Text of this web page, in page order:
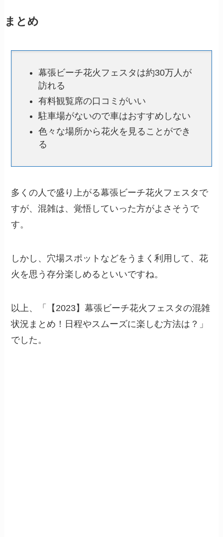
まとめ
幕張ビーチ花火フェスタは約30万人が
訪れる
有料観覧席の口コミがいい
駐車場がないので車はおすすめしない
色々な場所から花火を見ることができ
る
多くの人で盛り上がる幕張ビーチ花火フェスタで
すが、混雑は、覚悟していった方がよさそうで
す。
しかし、穴場スポットなどをうまく利用して、花
火を思う存分楽しめるといいですね。
以上、「【2023】幕張ビーチ花火フェスタの混雑
状況まとめ！日程やスムーズに楽しむ方法は？」
でした。